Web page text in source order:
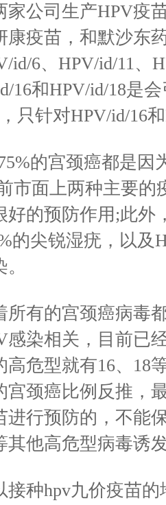
家公司生产HPV疫
康疫苗，和默沙东
id/6、HPV/id/11、
16和HPV/id/18是
只针对HPV/id/16
的宫颈癌都是因
市面上两种主要
好的预防作用;此外
的尖锐湿疣，以及
所有的宫颈癌病毒
感染相关，目前已
危型就有16、18
宫颈癌比例反推，
进行预防的，不能
其他高危型病毒诱
接种hpv九价疫苗